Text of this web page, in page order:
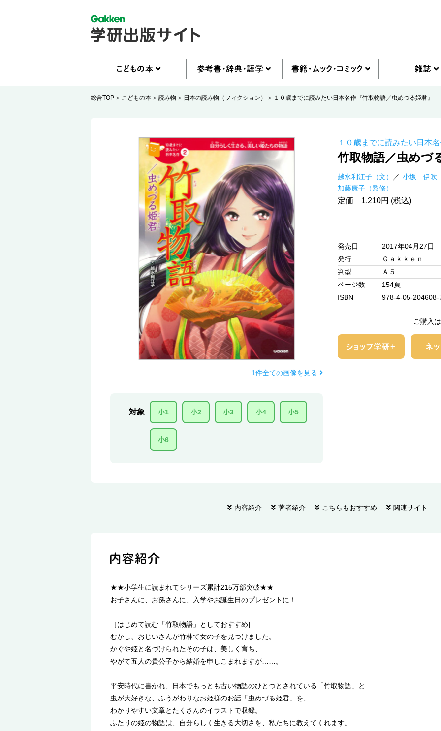
総合TOP こどもの本 読み物 日本の読み物（フィクション） １０歳までに読みたい日本名作『竹取物語／虫めづる姫君』
1件全ての画像を見る
対象 小1 小2 小3 小4 小5
小6
１０歳までに読みたい日本
竹取物語／虫めづ
越水利江子（文）
小坂 伊吹
加藤康子（監修）
定価 1,210円 (税込)
発売日
2017年04月27日
発行
Ｇａｋｋｅｎ
判型
Ａ５
ページ数
154頁
ISBN
978-4-05-204608-
ご購入
内容紹介 著者紹介 こちらもおすすめ 関連サイト
★★小学生に読まれてシリーズ累計215万部突破★★
お子さんに、お孫さんに、入学やお誕生日のプレゼントに！
［はじめて読む「竹取物語」としておすすめ]
むかし、おじいさんが竹林で女の子を見つけました。
かぐや姫と名づけられたその子は、美しく育ち、
やがて五人の貴公子から結婚を申しこまれますが……。
平安時代に書かれ、日本でもっとも古い物語のひとつとされている「竹取物語」と
虫が大好きな、ふうがわりなお姫様のお話「虫めづる姫君」を、
わかりやすい文章とたくさんのイラストで収録。
ふたりの姫の物語は、自分らしく生きる大切さを、私たちに教えてくれます。